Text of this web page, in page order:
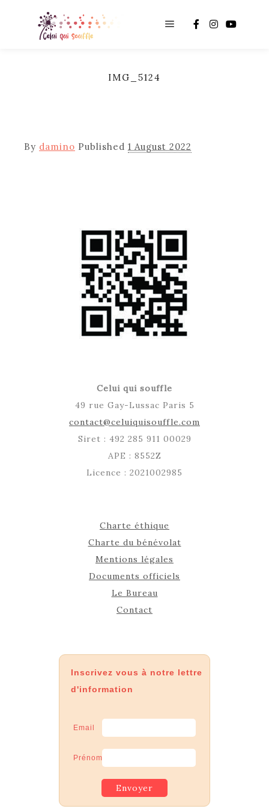
IMG_5124
By damino Published 1 August 2022
Celui qui souffle
49 rue Gay-Lussac Paris 5
contact@celuiquisouffle.com
Siret : 492 285 911 00029
APE : 8552Z
Licence : 2021002985
Charte éthique
Charte du bénévolat
Mentions légales
Documents officiels
Le Bureau
Contact
Inscrivez vous à notre lettre
d'information
Email
Prénom